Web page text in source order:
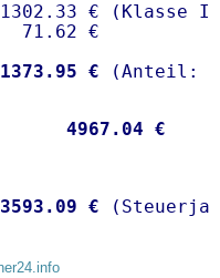
€ (Klasse I)
71.62 €
1373.95 €
4967.04 €
3593.09 €